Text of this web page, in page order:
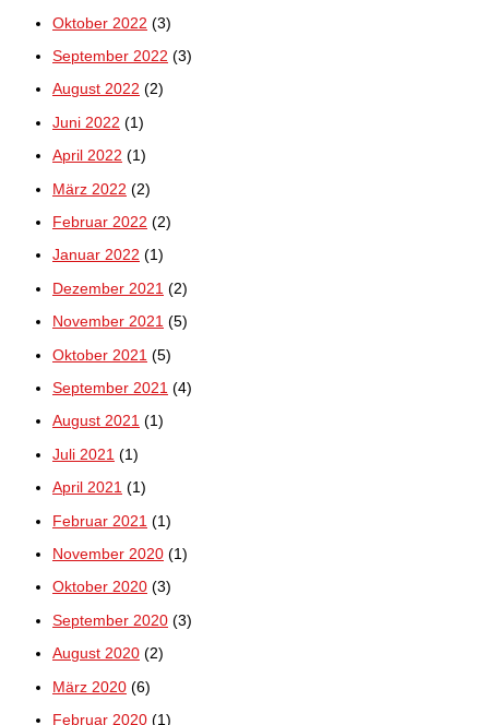
Oktober 2022 (3)
September 2022 (3)
August 2022 (2)
Juni 2022 (1)
April 2022 (1)
März 2022 (2)
Februar 2022 (2)
Januar 2022 (1)
Dezember 2021 (2)
November 2021 (5)
Oktober 2021 (5)
September 2021 (4)
August 2021 (1)
Juli 2021 (1)
April 2021 (1)
Februar 2021 (1)
November 2020 (1)
Oktober 2020 (3)
September 2020 (3)
August 2020 (2)
März 2020 (6)
Februar 2020 (1)